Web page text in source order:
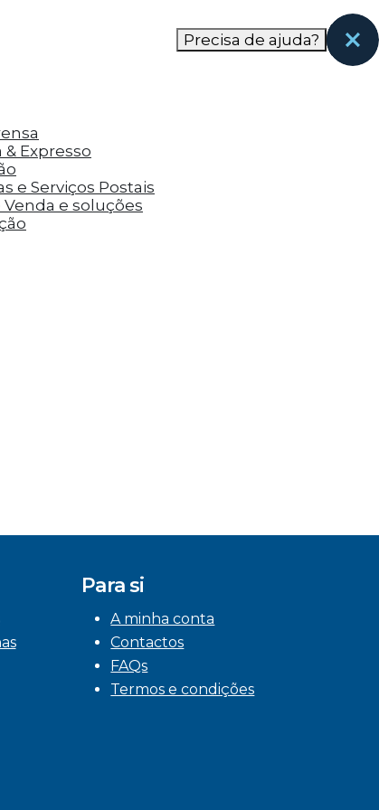
páginas que eles visitaram antes e analisar a
Precisa de ajuda?
Expresso
e Serviços Postais
Venda e soluções
Para si
A minha conta
Contactos
FAQs
Termos e condições